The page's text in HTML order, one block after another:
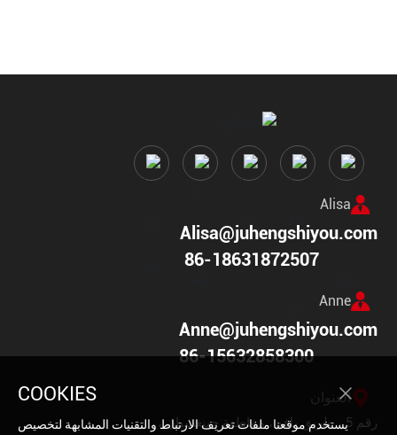
Alisa
Alisa@juhengshiyou.com
86-18631872507
Anne
Anne@juhengshiyou.com
86-15632858300
العنوان
رقم 5 ، طريق يافو ، مقاطعة جينغشيان ،
COOKIES
يستخدم موقعنا ملفات تعريف الارتباط والتقنيات المشابهة لتخصيص